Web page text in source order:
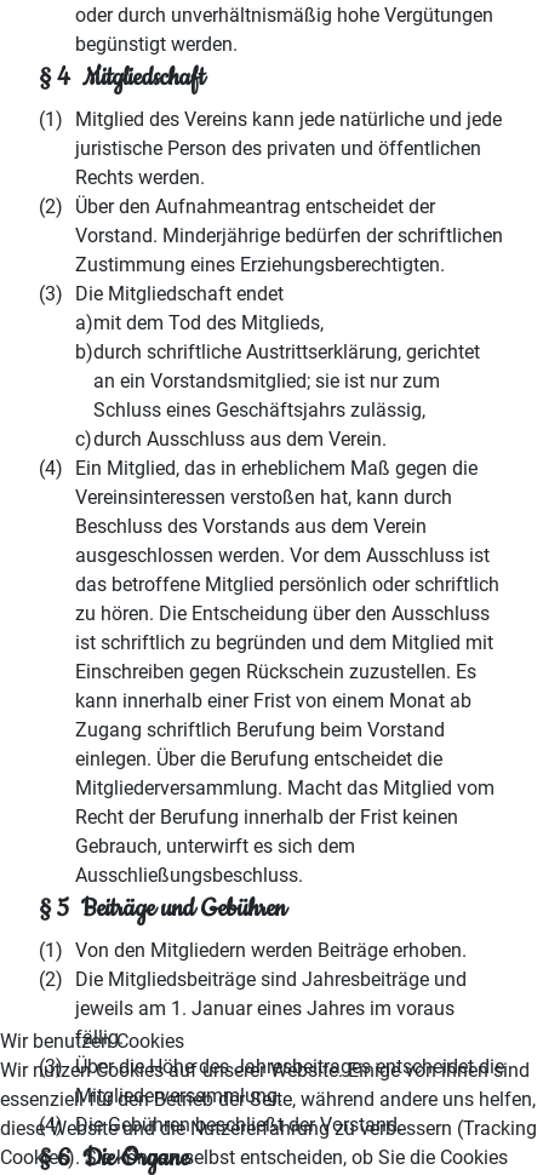
oder durch unverhältnismäßig hohe Vergütungen
begünstigt werden.
§ 4 Mitgliedschaft
(1)
Mitglied des Vereins kann jede natürliche und jede
juristische Person des privaten und öffentlichen
Rechts werden.
(2)
Über den Aufnahmeantrag entscheidet der
Vorstand. Minderjährige bedürfen der schriftlichen
Zustimmung eines Erziehungsberechtigten.
(3)
Die Mitgliedschaft endet
a)mit dem Tod des Mitglieds,
b)durch schriftliche Austrittserklärung, gerichtet
an ein Vorstandsmitglied; sie ist nur zum
Schluss eines Geschäftsjahrs zulässig,
c)durch Ausschluss aus dem Verein.
(4)
Ein Mitglied, das in erheblichem Maß gegen die
Vereinsinteressen verstoßen hat, kann durch
Beschluss des Vorstands aus dem Verein
ausgeschlossen werden. Vor dem Ausschluss ist
das betroffene Mitglied persönlich oder schriftlich
zu hören. Die Entscheidung über den Ausschluss
ist schriftlich zu begründen und dem Mitglied mit
Einschreiben gegen Rückschein zuzustellen. Es
kann innerhalb einer Frist von einem Monat ab
Zugang schriftlich Berufung beim Vorstand
einlegen. Über die Berufung entscheidet die
Mitgliederversammlung. Macht das Mitglied vom
Recht der Berufung innerhalb der Frist keinen
Gebrauch, unterwirft es sich dem
Ausschließungsbeschluss.
§ 5 Beiträge und Gebühren
(1) Von den Mitgliedern werden Beiträge erhoben.
(2)
Die Mitgliedsbeiträge sind Jahresbeiträge und
jeweils am 1. Januar eines Jahres im voraus
fällig.
(3) Über die Höhe des Jahresbeitrages entscheidet die
Mitgliederversammlung.
(4) Die Gebühren beschließt der Vorstand.
§ 6 Die Organe
Wir benutzen Cookies
Wir nutzen Cookies auf unserer Website. Einige von ihnen sind
essenziell für den Betrieb der Seite, während andere uns helfen,
diese Website und die Nutzererfahrung zu verbessern (Tracking
Cookies). Sie können selbst entscheiden, ob Sie die Cookies